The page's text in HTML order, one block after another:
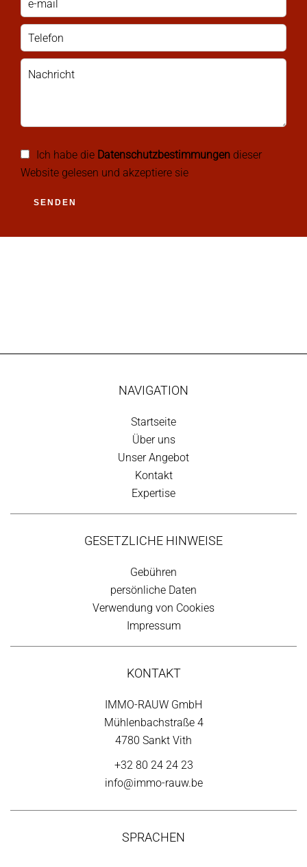
Ich habe die Datenschutzbestimmungen dieser
Website gelesen und akzeptiere sie
SENDEN
NAVIGATION
Startseite
Über uns
Unser Angebot
Kontakt
Expertise
GESETZLICHE HINWEISE
Gebühren
persönliche Daten
Verwendung von Cookies
Impressum
KONTAKT
IMMO-RAUW GmbH
Mühlenbachstraße 4
4780 Sankt Vith
+32 80 24 24 23
info@immo-rauw.be
SPRACHEN